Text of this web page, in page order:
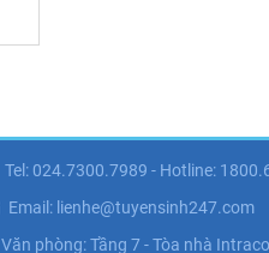
Tel: 024.7300.7989 - Hotline:
Email: lienhe@tuyensinh247.com
Văn phòng: Tầng 7 - Tòa nhà